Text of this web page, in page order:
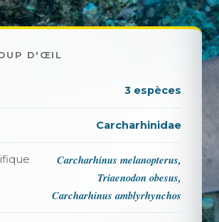
D'ŒIL
3 espèces
Carcharhinidae
Carcharhinus melanopterus,
Triaenodon obesus,
Carcharhinus amblyrhynchos